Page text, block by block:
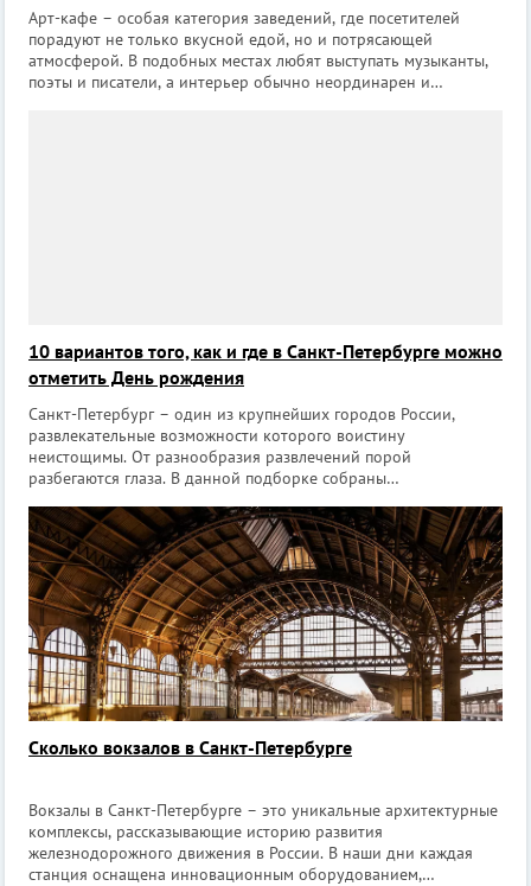
Арт-кафе – особая категория заведений, где посетителей
порадуют не только вкусной едой, но и потрясающей
атмосферой. В подобных местах любят выступать музыканты,
поэты и писатели, а интерьер обычно неординарен и
10 вариантов того, как и где в Санкт-Петербурге можно
отметить День рождения
Санкт-Петербург – один из крупнейших городов России,
развлекательные возможности которого воистину
неистощимы. От разнообразия развлечений порой
разбегаются глаза. В данной подборке собраны
рождения компанией друзей или в тесном семейном кругу,
Сколько вокзалов в Санкт-Петербурге
Вокзалы в Санкт-Петербурге – это уникальные архитектурные
комплексы, рассказывающие историю развития
железнодорожного движения в России. В наши дни каждая
станция оснащена инновационным оборудованием,